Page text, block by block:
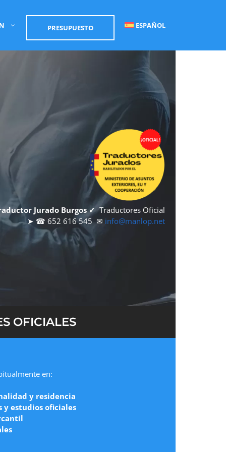
PRESUPUESTO ESPAÑOL
Jurado Burgos ✓Traductores Oficial
➤ ☎ 652 616 545 ✉ info@manlop.net
OFICIALES
en:
y residencia
y estudios oficiales